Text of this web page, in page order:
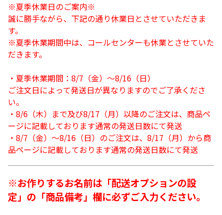
※夏季休業日のご案内※
誠に勝手ながら、下記の通り休業日とさせていただきま
す。
※夏季休業期間中は、コールセンターも休業とさせていた
だきます。
・夏季休業期間：8/7（金）～8/16（日）
ご注文日によって発送日が異なりますのでご了承くださ
い。
・8/6（木）まで及び8/17（月）以降のご注文は、商品ペ
ージに記載しております通常の発送日数にて発送
・8/7（金）～8/16（日）のご注文は、8/17（月）から商
品ページに記載しております通常の発送日数にて発送
※お作りするお名前は「配送オプションの設
定」の「商品備考」欄に必ずご入力ください。